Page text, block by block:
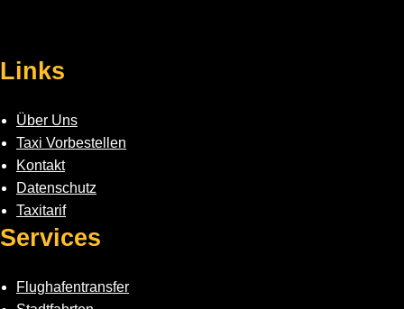
Links
Über Uns
Taxi Vorbestellen
Kontakt
Datenschutz
Taxitarif
Services
Flughafentransfer